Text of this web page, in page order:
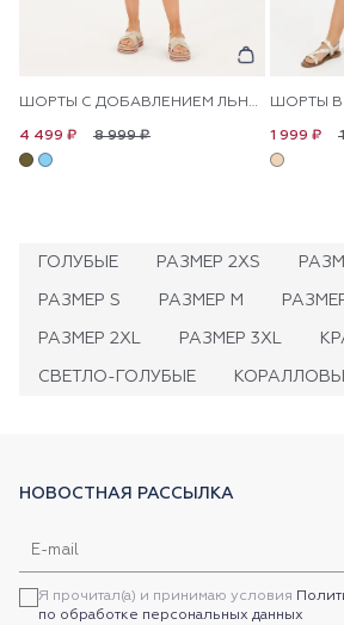
ШОРТЫ С ДОБАВЛЕНИЕМ ЛЬНА В ПОЛОСКУ
8 999 ₽
4 499 ₽
ШОРТЫ
1 999 ₽
ГОЛУБЫЕ РАЗМЕР 2XS
РАЗМЕР S РАЗМЕР M
РАЗМЕР 2XL РАЗМЕР 3XL
СВЕТЛО-ГОЛУБЫЕ
НОВОСТНАЯ РАССЫЛКА
Я прочитал(а) и принимаю условия
по обработке персональных данных